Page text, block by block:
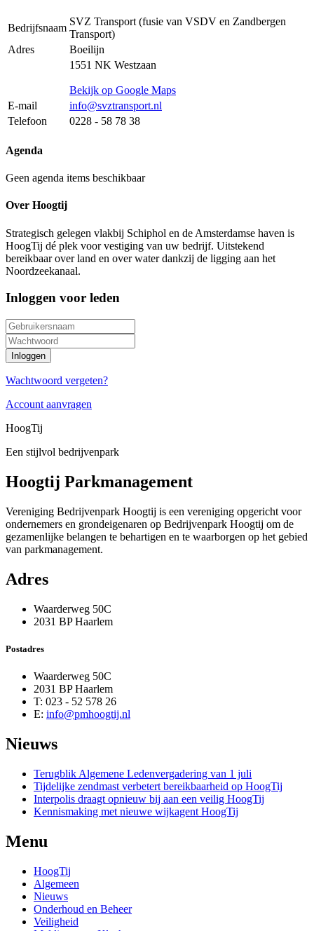
Bedrijfsnaam
SVZ Transport (fusie van VSDV en Zandbergen
Transport)
Adres
Boeilijn
1551 NK Westzaan
Bekijk op Google Maps
E-mail
info@svztransport.nl
Telefoon
0228 - 58 78 38
Agenda
Geen agenda items beschikbaar
Over Hoogtij
Strategisch gelegen vlakbij Schiphol en de Amsterdamse haven is
HoogTij dé plek voor vestiging van uw bedrijf. Uitstekend
bereikbaar over land en over water dankzij de ligging aan het
Noordzeekanaal.
Inloggen voor leden
Wachtwoord vergeten?
Account aanvragen
HoogTij
Een stijlvol bedrijvenpark
Hoogtij Parkmanagement
Vereniging Bedrijvenpark Hoogtij is een vereniging opgericht voor
ondernemers en grondeigenaren op Bedrijvenpark Hoogtij om de
gezamenlijke belangen te behartigen en te waarborgen op het gebied
van parkmanagement.
Adres
Waarderweg 50C
2031 BP Haarlem
Postadres
Waarderweg 50C
2031 BP Haarlem
T: 023 - 52 578 26
E: info@pmhoogtij.nl
Nieuws
Terugblik Algemene Ledenvergadering van 1 juli
Tijdelijke zendmast verbetert bereikbaarheid op HoogTij
Interpolis draagt opnieuw bij aan een veilig HoogTij
Kennismaking met nieuwe wijkagent HoogTij
Menu
HoogTij
Algemeen
Nieuws
Onderhoud en Beheer
Veiligheid